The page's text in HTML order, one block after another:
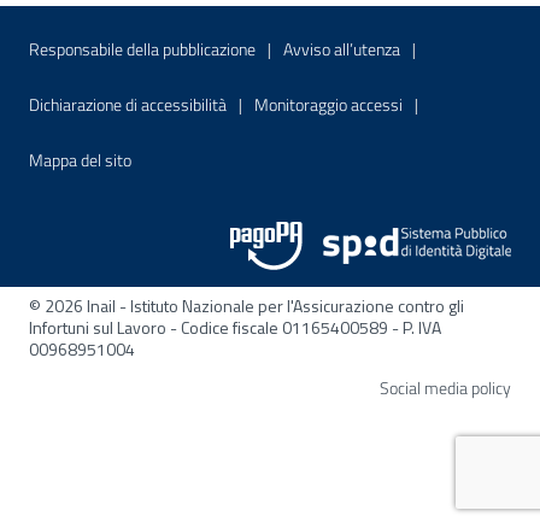
Menu di servizio
Responsabile della pubblicazione Sito interno - Apre in una nuova
Avviso all’utenza Sito interno -
Dichiarazione di accessibilità Sito interno - Apre in una nuova finestra
Monitoraggio accessi Sito interno -
Mappa del sitoSito interno - Apre nella stessa finestra
© 2026 Inail - Istituto Nazionale per l'Assicurazione contro gli
Infortuni sul Lavoro - Codice fiscale 01165400589 - P. IVA
00968951004
Social media policy